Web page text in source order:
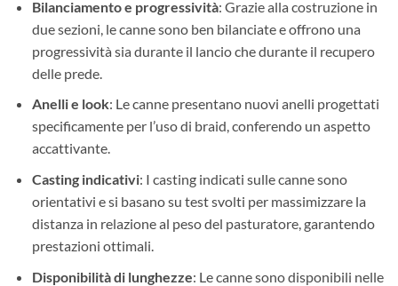
Bilanciamento e progressività: Grazie alla costruzione in
due sezioni, le canne sono ben bilanciate e offrono una
progressività sia durante il lancio che durante il recupero
delle prede.
Anelli e look: Le canne presentano nuovi anelli progettati
specificamente per l’uso di braid, conferendo un aspetto
accattivante.
Casting indicativi: I casting indicati sulle canne sono
orientativi e si basano su test svolti per massimizzare la
distanza in relazione al peso del pasturatore, garantendo
prestazioni ottimali.
Disponibilità di lunghezze: Le canne sono disponibili nelle